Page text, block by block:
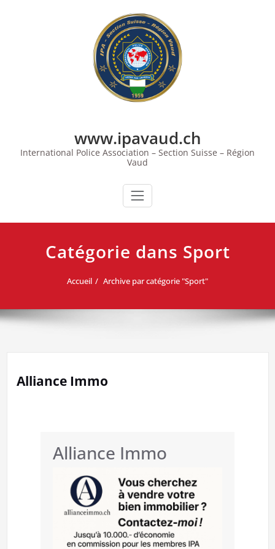
www.ipavaud.ch
International Police Association – Section Suisse – Région
Vaud
Catégorie dans Sport
Accueil Archive par catégorie "Sport"
Alliance Immo
Alliance Immo